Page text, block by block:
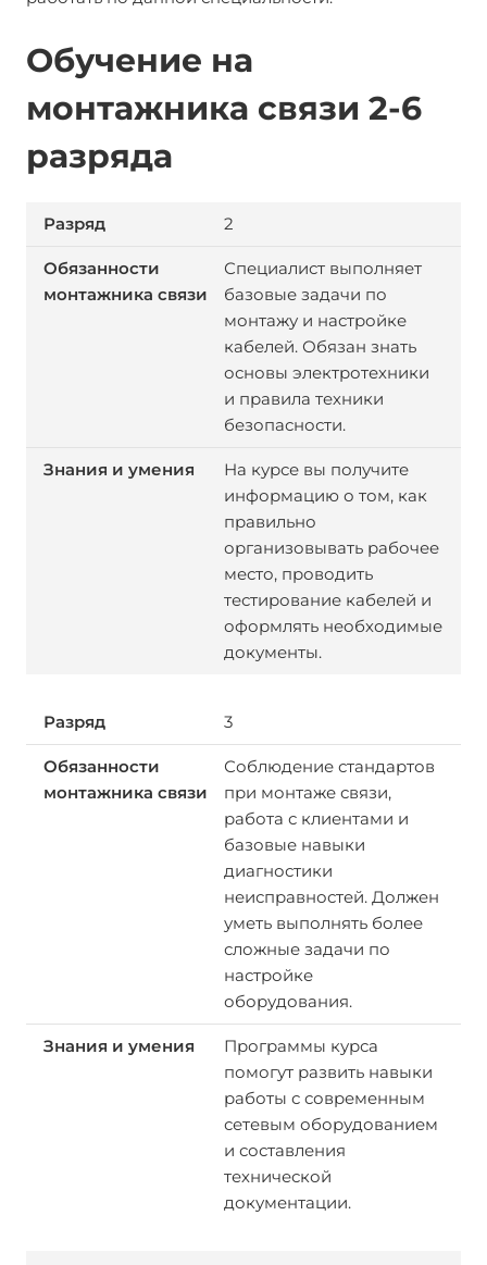
Обучение на
монтажника связи 2-6
разряда
2
Специалист выполняет
базовые задачи по
монтажу и настройке
кабелей. Обязан знать
основы электротехники
и правила техники
безопасности.
На курсе вы получите
информацию о том, как
правильно
организовывать рабочее
место, проводить
тестирование кабелей и
оформлять необходимые
документы.
3
Соблюдение стандартов
при монтаже связи,
работа с клиентами и
базовые навыки
диагностики
неисправностей. Должен
уметь выполнять более
сложные задачи по
настройке
оборудования.
Программы курса
помогут развить навыки
работы с современным
сетевым оборудованием
и составления
технической
документации.